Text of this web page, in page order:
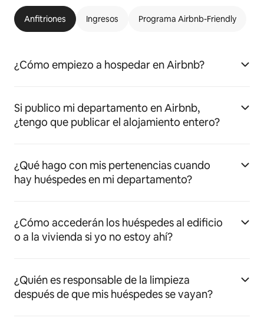
Anfitriones Ingresos Programa Airbnb-Friendly
¿Cómo empiezo a hospedar en Airbnb?
Si publico mi departamento en Airbnb,
¿tengo que publicar el alojamiento entero?
¿Qué hago con mis pertenencias cuando
hay huéspedes en mi departamento?
¿Cómo accederán los huéspedes al edificio
o a la vivienda si yo no estoy ahí?
¿Quién es responsable de la limpieza
después de que mis huéspedes se vayan?